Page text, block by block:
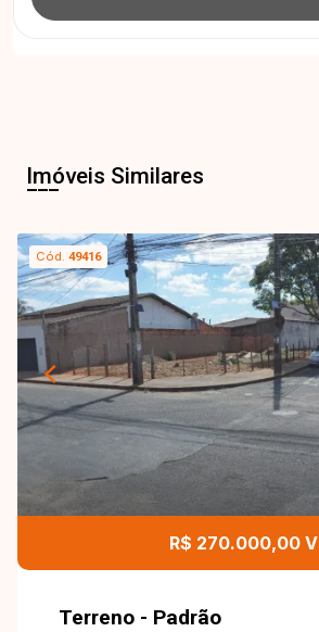
Imóveis Similares
Cód.49416
R$ 270.000,00 V
Terreno - Padrão